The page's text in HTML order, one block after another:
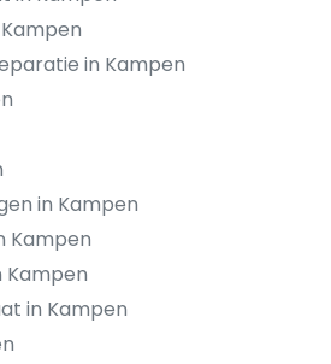
in Kampen
in Kampen
Kampen
in Kampen